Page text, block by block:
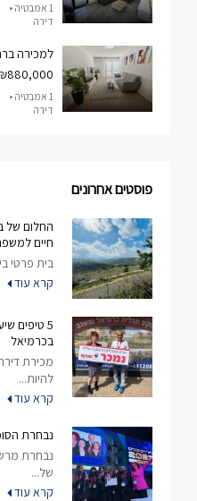
1 אמבטיה •
דירה
למכירה ברחוב
₪880,000
1 אמבטיה •
דירה
פוסטים אחרונים
החלום של
חיים
בית פרטי
קרא עוד
5 טיפים
בכרמיאל
מכירת
להיות...
קרא עוד
נבחרת
נבחרת
של...
קרא עוד